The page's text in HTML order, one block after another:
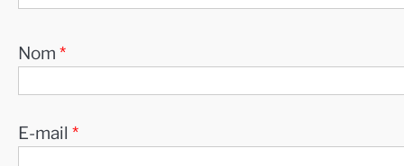
Nom *
E-mail *